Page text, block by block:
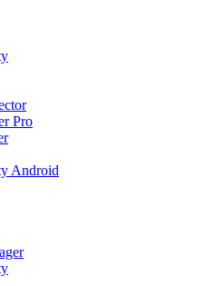
Pro
Android